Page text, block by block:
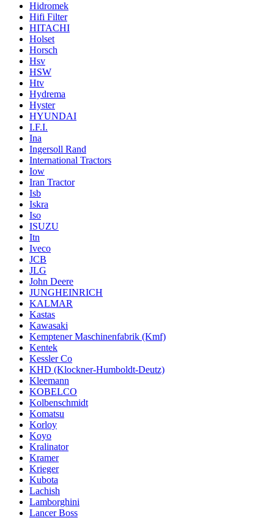
Hidromek
Hifi Filter
HITACHI
Holset
Horsch
Hsv
HSW
Htv
Hydrema
Hyster
HYUNDAI
I.F.I.
Ina
Ingersoll Rand
International Tractors
Iow
Iran Tractor
Isb
Iskra
Iso
ISUZU
Itn
Iveco
JCB
JLG
John Deere
JUNGHEINRICH
KALMAR
Kastas
Kawasaki
Kemptener Maschinenfabrik (Kmf)
Kentek
Kessler Co
KHD (Klockner-Humboldt-Deutz)
Kleemann
KOBELCO
Kolbenschmidt
Komatsu
Korloy
Koyo
Kralinator
Kramer
Krieger
Kubota
Lachish
Lamborghini
Lancer Boss